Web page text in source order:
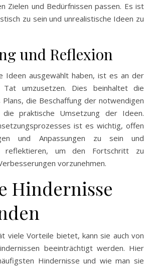
Zielen und Bedürfnissen passen. Es ist
zu sein und unrealistische Ideen zu
und Reflexion
Ideen ausgewählt haben, ist es an der
umzusetzen. Dies beinhaltet die
Plans, die Beschaffung der notwendigen
die praktische Umsetzung der Ideen.
ist es wichtig, offen
und Anpassungen zu sein und
reflektieren, um den Fortschritt zu
vorzunehmen.
Hindernisse
viele Vorteile bietet, kann sie auch von
beeinträchtigt werden. Hier
Hindernisse und wie man sie